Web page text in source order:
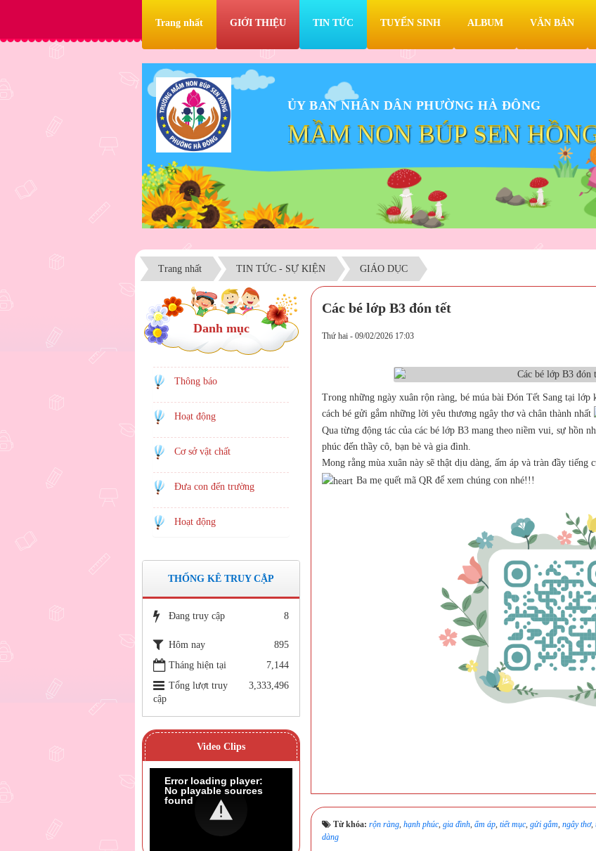
Trang nhất GIỚI THIỆU TIN TỨC TUYỂN SINH ALBUM VĂN BẢN
ỦY BAN NHÂN DÂN PHƯỜNG HÀ ĐÔNG
MẦM NON BÚP SEN
Trang nhất TIN TỨC - SỰ KIỆN GIÁO DỤC
Các bé lớp B3 đón tết
Thứ hai - 09/02/2026 17:03
Trong những ngày xuân rộn ràng, bé múa bài Đón Tết Sang tại
cách bé gửi gắm những lời yêu thương ngây thơ và chân thành nhất
Qua từng động tác của các bé lớp B3 mang theo niềm vui, sự hồn
phúc đến thầy cô, bạn bè và gia đình.
Mong rằng mùa xuân này sẽ thật dịu dàng, ấm áp và tràn đầy tiếng
Ba mẹ quết mã QR để xem chúng con nhé!!!
Từ khóa: rộn ràng, hạnh phúc, gia đình, ấm áp, tiết mục, gửi gắm, ngây thơ,
dàng
Danh mục
Thông báo
Hoạt động
Cơ sở vật chất
Đưa con đến trường
Hoạt động
THỐNG KÊ TRUY CẬP
Đang truy cập 8
Hôm nay
895
Tháng hiện tại
7,144
Tổng lượt truy
cập
3,333,496
Video Clips
Error loading player:
No playable sources
found